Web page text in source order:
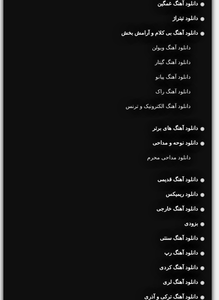
دانلود آهنگ غمگین
دانلود تیتراژ
دانلود آهنگ بی کلام و آرامش بخش
دانلود آهنگ ویولن
دانلود آهنگ گیتار
دانلود آهنگ پیانو
دانلود آهنگ راک
دانلود آهنگ الکترونیک و ترنس
دانلود آهنگ های برتر
دانلود نوحه و مداحی
دانلود مداحی محرم
دانلود آهنگ قدیمی
دانلود ریمیکس
دانلود آهنگ خارجی
بزودی
دانلود آهنگ سنتی
دانلود آهنگ رپ
دانلود آهنگ کردی
دانلود آهنگ لری
دانلود آهنگ ترکی و آذری